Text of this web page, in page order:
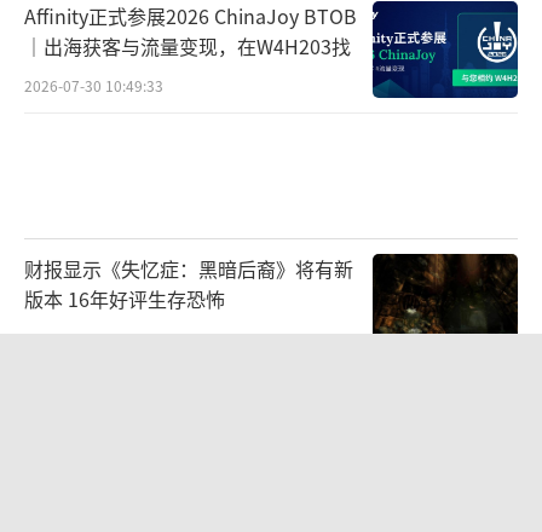
Affinity正式参展2026 ChinaJoy BTOB
｜出海获客与流量变现，在W4H203找
2026-07-30 10:49:33
财报显示《失忆症：黑暗后裔》将有新
版本 16年好评生存恐怖
2026-08-03 09:47:33